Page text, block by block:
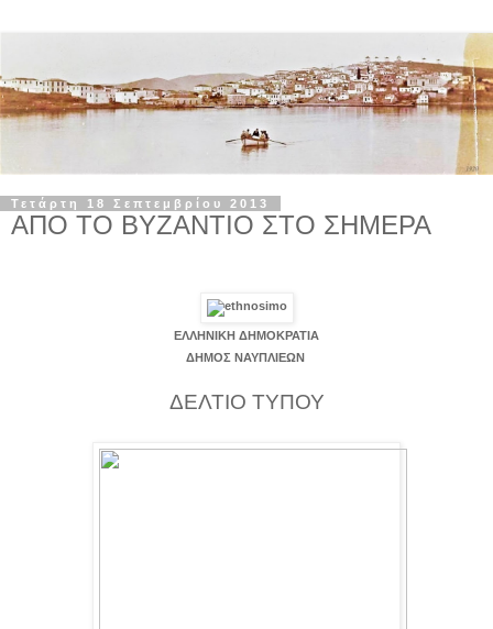
Τετάρτη 18 Σεπτεμβρίου 2013
ΑΠΟ ΤΟ ΒΥΖΑΝΤΙΟ ΣΤΟ ΣΗΜΕΡΑ
ΕΛΛΗΝΙΚΗ ΔΗΜΟΚΡΑΤΙΑ
ΔΗΜΟΣ ΝΑΥΠΛΙΕΩΝ
ΔΕΛΤΙΟ ΤΥΠΟΥ